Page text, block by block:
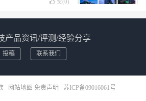
赞(0)
产品资讯/评测/经验分享
投稿 联系我们
网站地图 免责声明 苏ICP备09016061号